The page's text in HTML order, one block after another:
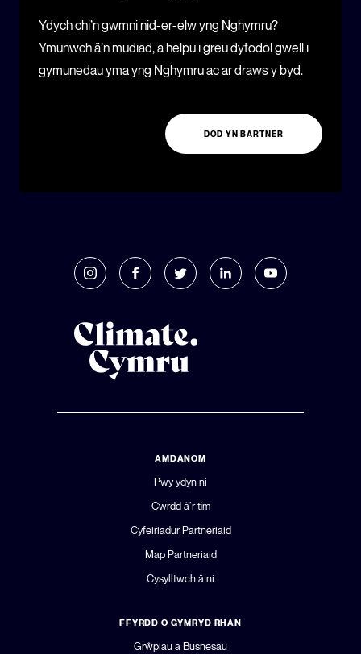
Ydych chi’n gwmni nid-er-elw yng Nghymru?
Ymunwch â’n mudiad, a helpu i greu dyfodol gwell i
gymunedau yma yng Nghymru ac ar draws y byd.
DOD YN BARTNER
AMDANOM
Pwy ydyn ni
Cwrdd â’r tîm
Cyfeiriadur Partneriaid
Map Partneriaid
Cysylltwch â ni
FFYRDD O GYMRYD RHAN
Grŵpiau a Busnesau